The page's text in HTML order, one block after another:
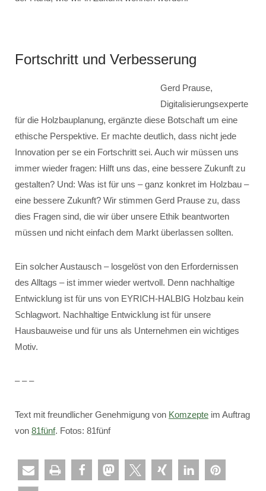
Fortschritt und Verbesserung
Gerd Prause,
Digitalisierungsexperte
für die Holzbauplanung, ergänzte diese Botschaft um eine
ethische Perspektive. Er machte deutlich, dass nicht jede
Innovation per se ein Fortschritt sei. Auch wir müssen uns
immer wieder fragen: Hilft uns das, eine bessere Zukunft zu
gestalten? Und: Was ist für uns – ganz konkret im Holzbau –
eine bessere Zukunft? Wir stimmen Gerd Prause zu, dass
dies Fragen sind, die wir über unsere Ethik beantworten
müssen und nicht einfach dem Markt überlassen sollten.
Ein solcher Austausch – losgelöst von den Erfordernissen
des Alltags – ist immer wieder wertvoll. Denn nachhaltige
Entwicklung ist für uns von EYRICH-HALBIG Holzbau kein
Schlagwort. Nachhaltige Entwicklung ist für unsere
Hausbauweise und für uns als Unternehmen ein wichtiges
Motiv.
– – –
Text mit freundlicher Genehmigung von Komzepte im Auftrag
von 81fünf. Fotos: 81fünf